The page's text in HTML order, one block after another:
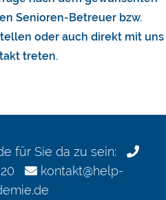
Senioren-Betreuer bzw.
oder auch direkt mit uns
treten.
für Sie da zu sein:
20
kontakt@help-